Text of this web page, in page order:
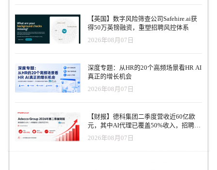
机会通过选择自己的任务并根据他们的个人日程安排和职业目标安
排工作来找到生活的平衡。
【英国】数字风险筛查公司Safehire.ai获
得50万英镑融资，重塑招聘风控体系
2026年08月07日
深度专题：从HR的20个高频场景看HR AI
真正的增长机会
2026年08月07日
【财报】德科集团二季度营收近60亿欧
元，其中AI代理已覆盖50%收入，招聘服
务进入运营重构阶段
2026年08月07日